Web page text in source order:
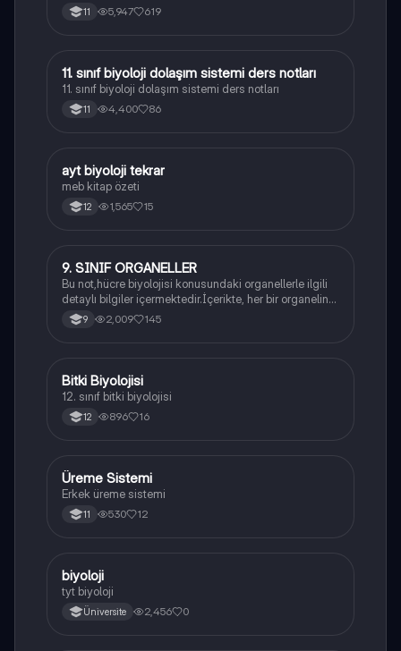
11 5,947 619
Biyoloji
11. sınıf biyoloji dolaşım sistemi ders notları
11. sınıf biyoloji dolaşım sistemi ders notları
11 4,400 86
Biyoloji
ayt biyoloji tekrar
meb kitap özeti
12 1,565 15
Biyoloji
9. SINIF ORGANELLER
Bu not,hücre biyolojisi konusundaki organellerle ilgili
detaylı bilgiler içermektedir.İçerikte, her bir organelin
yapısı,fonksiyonları ve hücre içindeki rolü
açıklanmaktadır.
9 2,009 145
Biyoloji
Bitki Biyolojisi
12. sınıf bitki biyolojisi
12 896 16
Biyoloji
Üreme Sistemi
Erkek üreme sistemi
11 530 12
BBiyoloji
biyoloji
tyt biyoloji
Üniversite 2,456 0